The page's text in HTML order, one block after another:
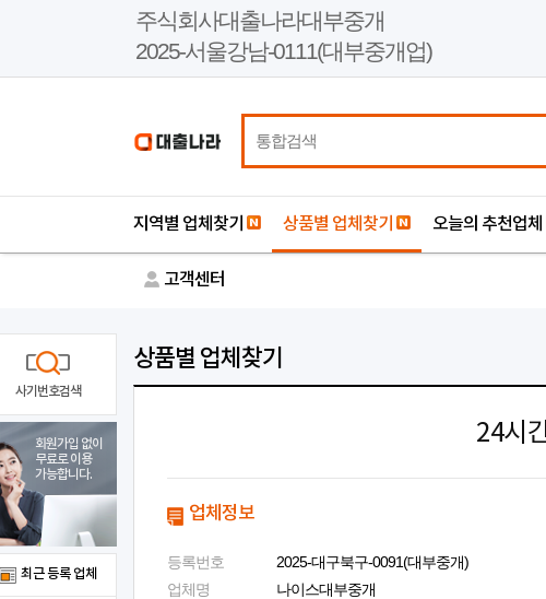
주식회사대출나라대부중개
2025-서울강남-0111(대부중개업)
지역별 업체찾기 상품별 업체찾기 오늘의 추천업체
고객센터
상품별 업체찾기
24시
업체정보
등록번호
2025-대구북구-0091(대부중개)
업체명
나이스대부중개
사기번호검색
회원가입 없이
무료로 이용
가능합니다.
최근 등록 업체